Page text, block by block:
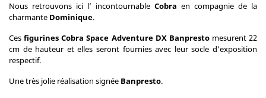
Nous retrouvons ici l’ incontournable Cobra en compagnie de la
charmante Dominique.
Ces figurines Cobra Space Adventure DX Banprestomesurent 22
cm de hauteur et elles seront fournies avec leur socle d’exposition
respectif.
Une très jolie réalisation signée Banpresto.